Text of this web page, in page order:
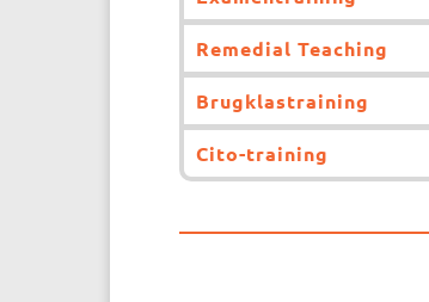
Remedial Teaching
Brugklastraining
Cito-training